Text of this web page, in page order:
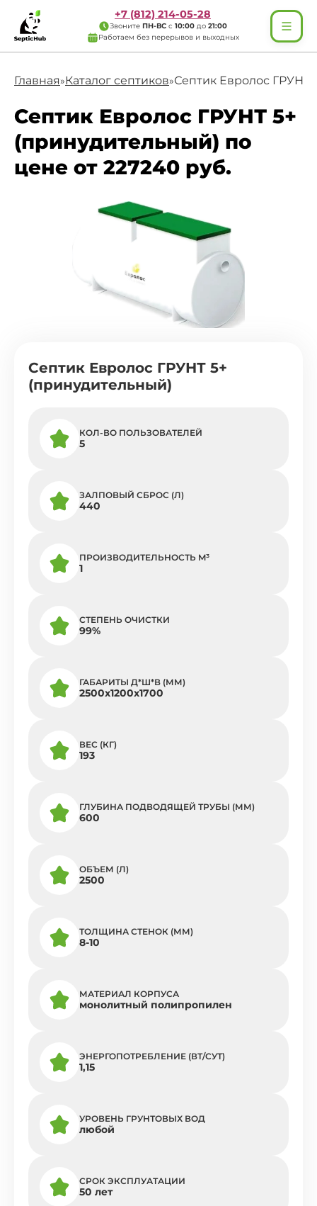
+7 (812) 214-05-28
Звоните ПН-ВС с 10:00 до 21:00
Работаем без перерывов и выходных
Главная»Каталог септиков»Септик Евролос ГРУНТ
Септик Евролос ГРУНТ 5+
(принудительный) по
цене от 227240 руб.
Септик Евролос ГРУНТ 5+
(принудительный)
КОЛ-ВО ПОЛЬЗОВАТЕЛЕЙ
5
ЗАЛПОВЫЙ СБРОС (Л)
440
ПРОИЗВОДИТЕЛЬНОСТЬ M³
1
СТЕПЕНЬ ОЧИСТКИ
99%
ГАБАРИТЫ Д*Ш*В (ММ)
2500x1200x1700
ВЕС (КГ)
193
ГЛУБИНА ПОДВОДЯЩЕЙ ТРУБЫ (ММ)
600
ОБЪЕМ (Л)
2500
ТОЛЩИНА СТЕНОК (ММ)
8-10
МАТЕРИАЛ КОРПУСА
монолитный полипропилен
ЭНЕРГОПОТРЕБЛЕНИЕ (ВТ/СУТ)
1,15
УРОВЕНЬ ГРУНТОВЫХ ВОД
любой
СРОК ЭКСПЛУАТАЦИИ
50 лет